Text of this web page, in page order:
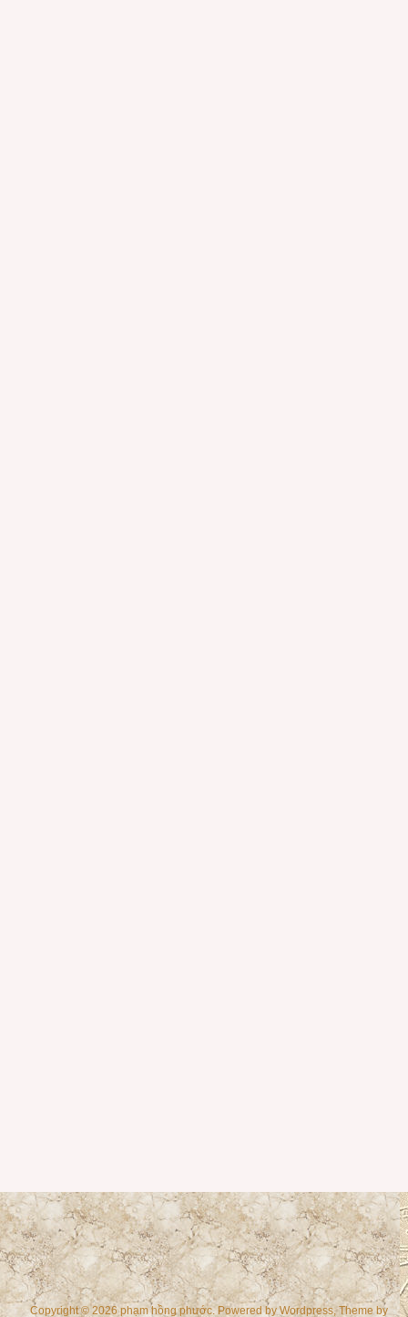
Copyright © 2026 phạm hồng phước. Powered byWordpress, Theme by